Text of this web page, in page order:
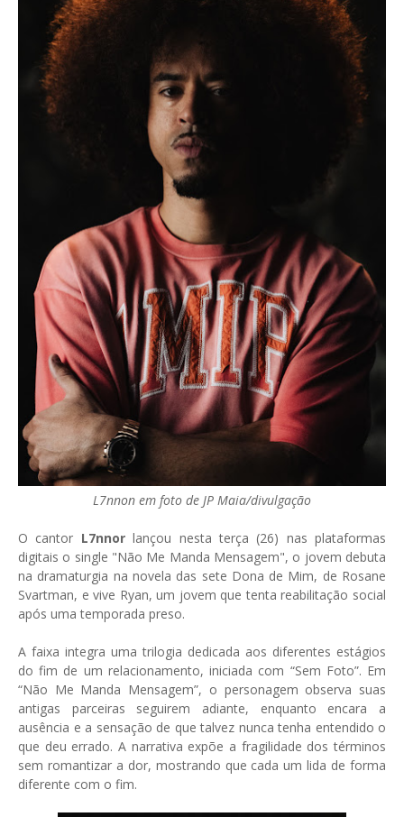
L7nnon em foto de JP Maia/divulgação
O cantor L7nnorlançou nesta terça (26) nas plataformas
digitais o single "Não Me Manda Mensagem", o jovem debuta
na dramaturgia na novela das sete Dona de Mim, de Rosane
Svartman, e vive Ryan, um jovem que tenta reabilitação social
após uma temporada preso.
A faixa integra uma trilogia dedicada aos diferentes estágios
do fim de um relacionamento, iniciada com “Sem Foto”. Em
“Não Me Manda Mensagem”, o personagem observa suas
antigas parceiras seguirem adiante, enquanto encara a
ausência e a sensação de que talvez nunca tenha entendido o
que deu errado. A narrativa expõe a fragilidade dos términos
sem romantizar a dor, mostrando que cada um lida de forma
diferente com o fim.